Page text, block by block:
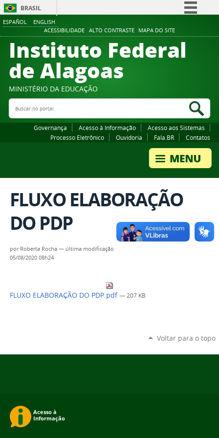
ESPAÑOL ENGLISH
ACESSIBILIDADE ALTO CONTRASTE MAPA DO SITE
BRASIL
Comunica BR
Participe
Canais
Instituto Federal
de Alagoas
MINISTÉRIO DA EDUCAÇÃO
Buscar no portal
Governança Acesso à Informação
Acesso aos Sistemas
Processo Eletrônico
Ouvidoria Fala.BR Contatos
FLUXO ELABORAÇÃO
DO PDP
por Roberta Rocha — última modificação
05/08/2020 08h24
FLUXO ELABORAÇÃO DO PDP.pdf — 207 KB
Voltar para o topo